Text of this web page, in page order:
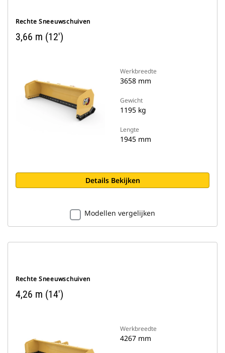
Rechte Sneeuwschuiven
3,66 m (12')
Werkbreedte
3658 mm
Gewicht
1195 kg
Lengte
1945 mm
Details Bekijken
Modellen vergelijken
Rechte Sneeuwschuiven
4,26 m (14')
Werkbreedte
4267 mm